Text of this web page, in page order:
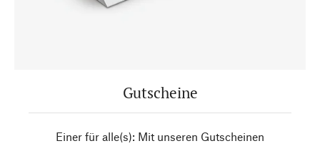
Gutscheine
Einer für alle(s): Mit unseren Gutscheinen